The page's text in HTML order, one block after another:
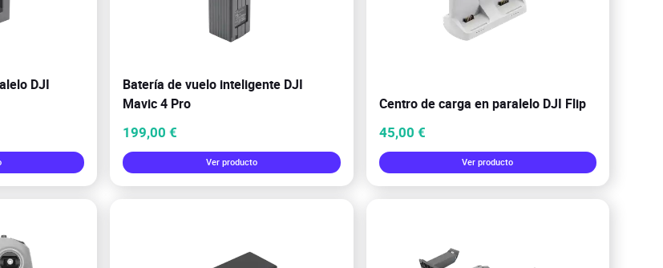
DJI
Batería de vuelo inteligente DJI
Mavic 4 Pro
199,00 €
Ver producto
Centro de carga en paralelo DJI Flip
45,00 €
Ver producto